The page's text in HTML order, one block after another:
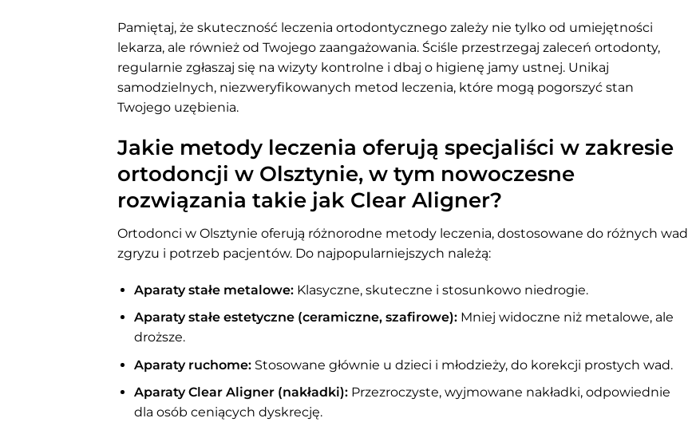
Pamiętaj, że skuteczność leczenia ortodontycznego zależy nie tylko od umiejętności
lekarza, ale również od Twojego zaangażowania. Ściśle przestrzegaj zaleceń ortodonty,
regularnie zgłaszaj się na wizyty kontrolne i dbaj o higienę jamy ustnej. Unikaj
samodzielnych, niezweryfikowanych metod leczenia, które mogą pogorszyć stan
Twojego uzębienia.
Jakie metody leczenia oferują specjaliści w zakresie
ortodoncji w Olsztynie, w tym nowoczesne
rozwiązania takie jak Clear Aligner?
Ortodonci w Olsztynie oferują różnorodne metody leczenia, dostosowane do różnych wad
zgryzu i potrzeb pacjentów. Do najpopularniejszych należą:
Aparaty stałe metalowe:Klasyczne, skuteczne i stosunkowo niedrogie.
Aparaty stałe estetyczne (ceramiczne, szafirowe):Mniej widoczne niż metalowe, ale
droższe.
Aparaty ruchome:Stosowane głównie u dzieci i młodzieży, do korekcji prostych wad.
Aparaty Clear Aligner (nakładki):Przezroczyste, wyjmowane nakładki, odpowiednie
dla osób ceniących dyskrecję.